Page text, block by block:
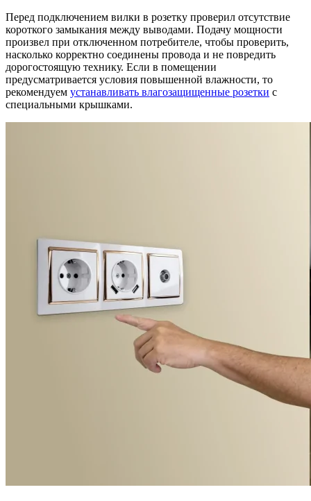
Перед подключением вилки в розетку проверил отсутствие
короткого замыкания между выводами. Подачу мощности
произвел при отключенном потребителе, чтобы проверить,
насколько корректно соединены провода и не повредить
дорогостоящую технику. Если в помещении
предусматривается условия повышенной влажности, то
рекомендуем устанавливать влагозащищенные розетки с
специальными крышками.